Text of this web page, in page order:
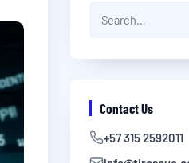
Contact Us
+57 315 2592011